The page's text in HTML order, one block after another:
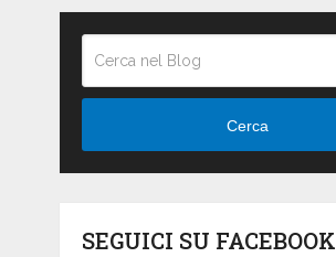
Cerca
SEGUICI SU FACEBOOK